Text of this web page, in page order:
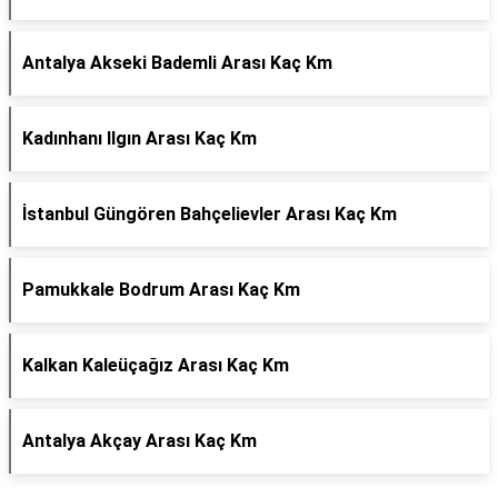
Antalya Akseki Bademli Arası Kaç Km
Kadınhanı Ilgın Arası Kaç Km
İstanbul Güngören Bahçelievler Arası Kaç Km
Pamukkale Bodrum Arası Kaç Km
Kalkan Kaleüçağız Arası Kaç Km
Antalya Akçay Arası Kaç Km